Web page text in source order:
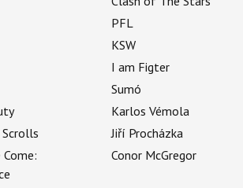
PFL
KSW
I am Figter
Sumó
Karlos Vémola
Jiří Procházka
Conor McGregor